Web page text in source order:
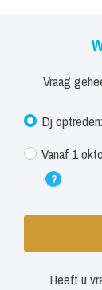
Vraag
Dj
Vanaf 1
?
Heeft u